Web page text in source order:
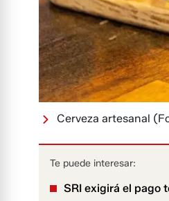
Cerveza artesanal
Te puede interesar:
SRI exigirá el pago